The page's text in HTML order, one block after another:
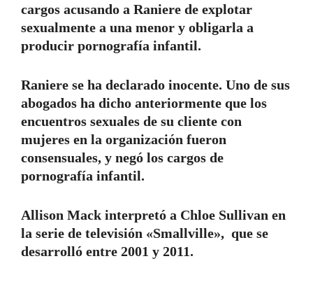
cargos acusando a Raniere de explotar
sexualmente a una menor y obligarla a
producir pornografía infantil.
Raniere se ha declarado inocente. Uno de sus
abogados ha dicho anteriormente que los
encuentros sexuales de su cliente con
mujeres en la organización fueron
consensuales, y negó los cargos de
pornografía infantil.
Allison Mack interpretó a Chloe Sullivan en
la serie de televisión «Smallville», que se
desarrolló entre 2001 y 2011.